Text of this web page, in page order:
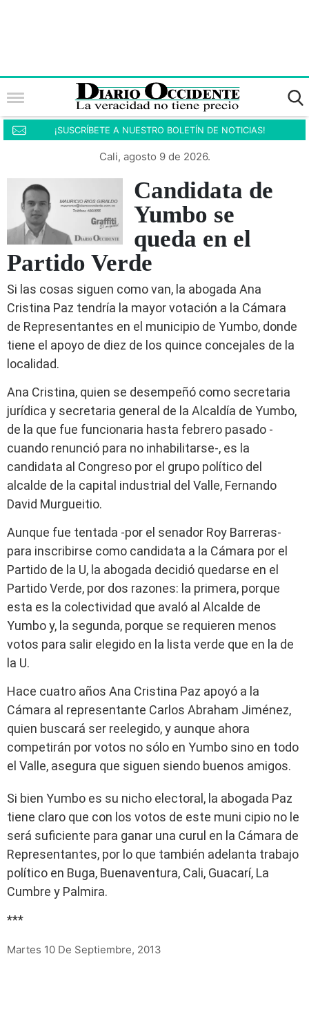
¡SUSCRÍBETE A NUESTRO BOLETÍN DE NOTICIAS!
Cali, agosto 9 de 2026.
Candidata de
Yumbo se
queda en el
Partido Verde
Si las cosas siguen como van, la abogada Ana
Cristina Paz tendría la mayor votación a la Cámara
de Representantes en el municipio de Yumbo, donde
tiene el apoyo de diez de los quince concejales de la
localidad.
Ana Cristina, quien se desempeñó como secretaria
jurídica y secretaria general de la Alcaldía de Yumbo,
de la que fue funcionaria hasta febrero pasado -
cuando renunció para no inhabilitarse-, es la
candidata al Congreso por el grupo político del
alcalde de la capital industrial del Valle, Fernando
David Murgueitio.
Aunque fue tentada -por el senador Roy Barreras-
para inscribirse como candidata a la Cámara por el
Partido de la U, la abogada decidió quedarse en el
Partido Verde, por dos razones: la primera, porque
esta es la colectividad que avaló al Alcalde de
Yumbo y, la segunda, porque se requieren menos
votos para salir elegido en la lista verde que en la de
la U.
Hace cuatro años Ana Cristina Paz apoyó a la
Cámara al representante Carlos Abraham Jiménez,
quien buscará ser reelegido, y aunque ahora
competirán por votos no sólo en Yumbo sino en todo
el Valle, asegura que siguen siendo buenos amigos.
Si bien Yumbo es su nicho electoral, la abogada Paz
tiene claro que con los votos de este muni cipio no le
será suficiente para ganar una curul en la Cámara de
Representantes, por lo que también adelanta trabajo
político en Buga, Buenaventura, Cali, Guacarí, La
Cumbre y Palmira.
***
Martes 10 De Septiembre, 2013